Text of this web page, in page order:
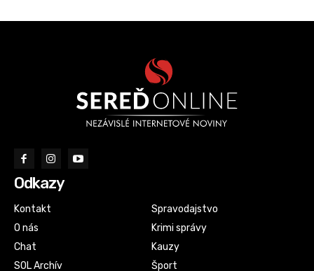
Odkazy
Kontakt
O nás
Chat
SOL Archív
Spravodajstvo
Krimi správy
Kauzy
Šport